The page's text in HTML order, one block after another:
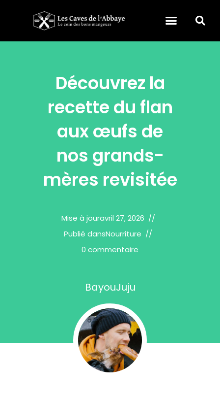
Découvrez la
recette du flan
aux œufs de
nos grands-
mères revisitée
Mise à jouravril 27, 2026
Publié dansNourriture
0 commentaire
BayouJuju